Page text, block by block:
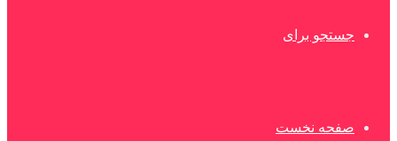
جستجو برای
صفحه نخست